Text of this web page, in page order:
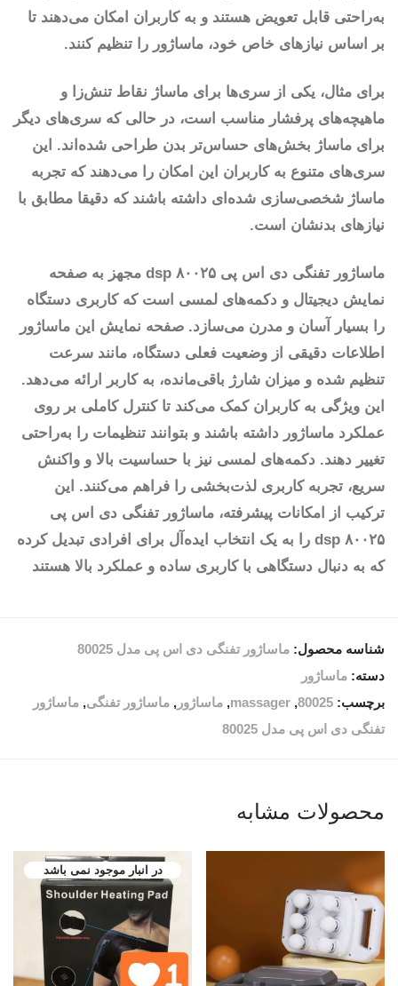
به‌راحتی قابل تعویض هستند و به کاربران امکان می‌دهند تا
بر اساس نیازهای خاص خود، ماساژور را تنظیم کنند.
برای مثال، یکی از سری‌ها برای ماساژ نقاط تنش‌زا و
ماهیچه‌های پرفشار مناسب است، در حالی که سری‌های دیگر
برای ماساژ بخش‌های حساس‌تر بدن طراحی شده‌اند. این
سری‌های متنوع به کاربران این امکان را می‌دهند که تجربه
ماساژ شخصی‌سازی شده‌ای داشته باشند که دقیقا مطابق با
نیازهای بدنشان است.
ماساژور تفنگی دی اس پی ۸۰۰۲۵ dsp مجهز به صفحه
نمایش دیجیتال و دکمه‌های لمسی است که کاربری دستگاه
را بسیار آسان و مدرن می‌سازد. صفحه نمایش این ماساژور
اطلاعات دقیقی از وضعیت فعلی دستگاه، مانند سرعت
تنظیم شده و میزان شارژ باقی‌مانده، به کاربر ارائه می‌دهد.
این ویژگی به کاربران کمک می‌کند تا کنترل کاملی بر روی
عملکرد ماساژور داشته باشند و بتوانند تنظیمات را به‌راحتی
تغییر دهند. دکمه‌های لمسی نیز با حساسیت بالا و واکنش
سریع، تجربه کاربری لذت‌بخشی را فراهم می‌کنند. این
ترکیب از امکانات پیشرفته، ماساژور تفنگی دی اس پی
۸۰۰۲۵ dsp را به یک انتخاب ایده‌آل برای افرادی تبدیل کرده
که به دنبال دستگاهی با کاربری ساده و عملکرد بالا هستند
شناسه محصول: ماساژور تفنگی دی اس پی مدل 80025
دسته: ماساژور
برچسب: 80025
,
massager
, ماساژور , ماساژور تفنگی, ماساژور
تفنگی دی اس پی مدل 80025
محصولات مشابه